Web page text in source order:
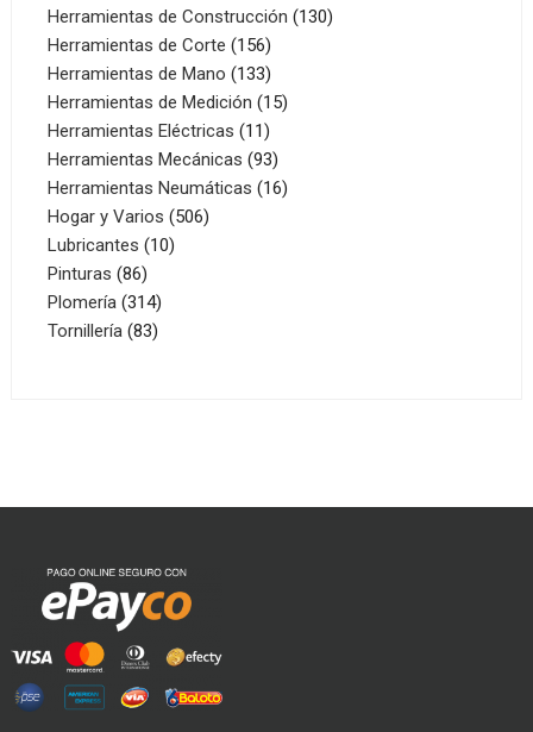
productos
Herramientas de Construcción 130130
Herramientas de Corte 156156
productos
Herramientas de Mano 133133
productos
Herramientas de Medición 1515
Herramientas Eléctricas 1111
productos
Herramientas Mecánicas 9393
productos
Herramientas Neumáticas 1616
Hogar y Varios 506506
Lubricantes 1010
Pinturas 8686
productos
Plomería 314314
productos
Tornillería 8383